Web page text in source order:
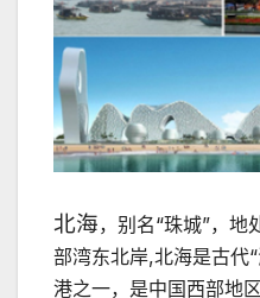
北海，别名“珠城”，地
部湾东北岸,北海是古代
港之一，是中国西部地